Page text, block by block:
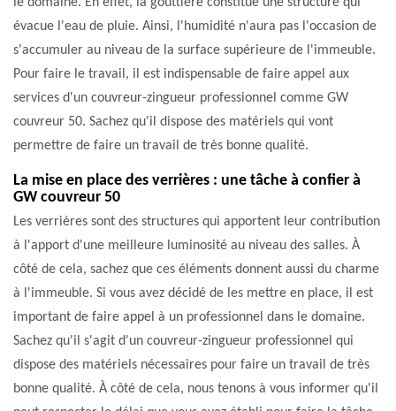
évacue l'eau de pluie. Ainsi, l'humidité n'aura pas l'occasion de
s'accumuler au niveau de la surface supérieure de l'immeuble.
Pour faire le travail, il est indispensable de faire appel aux
services d'un couvreur-zingueur professionnel comme GW
couvreur 50. Sachez qu'il dispose des matériels qui vont
permettre de faire un travail de très bonne qualité.
La mise en place des verrières : une tâche à confier à
GW couvreur 50
Les verrières sont des structures qui apportent leur contribution
à l'apport d'une meilleure luminosité au niveau des salles. À
côté de cela, sachez que ces éléments donnent aussi du charme
à l'immeuble. Si vous avez décidé de les mettre en place, il est
important de faire appel à un professionnel dans le domaine.
Sachez qu'il s'agit d'un couvreur-zingueur professionnel qui
dispose des matériels nécessaires pour faire un travail de très
bonne qualité. À côté de cela, nous tenons à vous informer qu'il